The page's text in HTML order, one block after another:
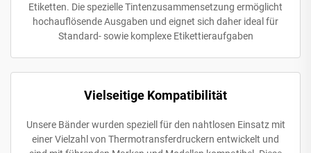
Etiketten. Die spezielle Tintenzusammensetzung ermöglicht
hochauflösende Ausgaben und eignet sich daher ideal für
Standard- sowie komplexe Etikettieraufgaben
Vielseitige Kompatibilität
Unsere Bänder wurden speziell für den nahtlosen Einsatz mit
einer Vielzahl von Thermotransferdruckern entwickelt und